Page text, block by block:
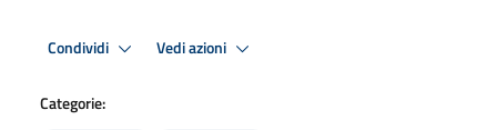
Condividi Vedi azioni
Categorie: